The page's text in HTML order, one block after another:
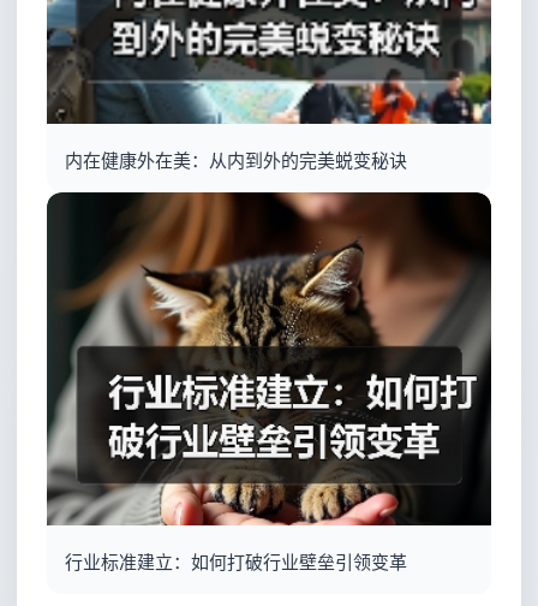
内在健康外在美：从内到外的完美蜕变秘诀
行业标准建立：如何打破行业壁垒引领变革